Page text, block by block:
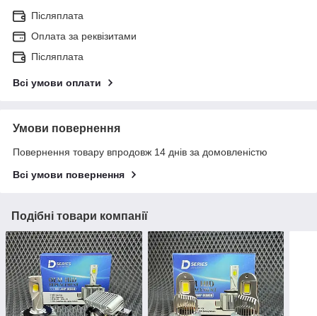
Післяплата
Оплата за реквізитами
Післяплата
Всі умови оплати
Умови повернення
Повернення товару впродовж 14 днів за домовленістю
Всі умови повернення
Подібні товари компанії